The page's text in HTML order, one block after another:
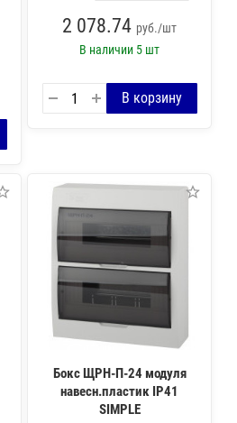
2 078.74 руб./шт
В наличии 5 шт
Бокс ЩРН-П-24 модуля
навесн.пластик IP41
SIMPLE